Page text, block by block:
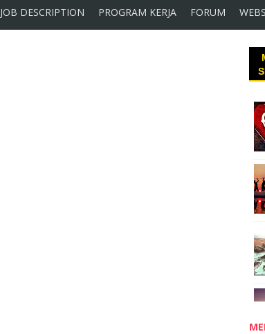
JOB DESCRIPTION PROGRAM KERJA FORUM